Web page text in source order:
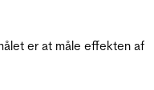
er at måle effekten af